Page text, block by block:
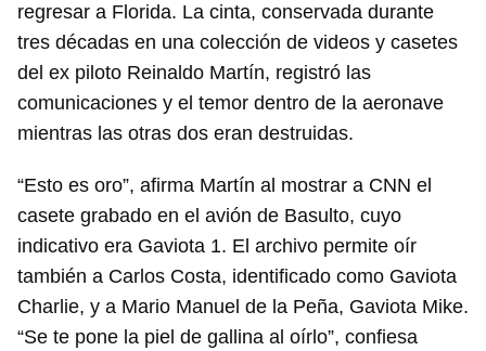
regresar a Florida. La cinta, conservada durante
tres décadas en una colección de videos y casetes
del ex piloto Reinaldo Martín, registró las
comunicaciones y el temor dentro de la aeronave
mientras las otras dos eran destruidas.
“Esto es oro”, afirma Martín al mostrar a CNN el
casete grabado en el avión de Basulto, cuyo
indicativo era Gaviota 1. El archivo permite oír
también a Carlos Costa, identificado como Gaviota
Charlie, y a Mario Manuel de la Peña, Gaviota Mike.
“Se te pone la piel de gallina al oírlo”, confiesa